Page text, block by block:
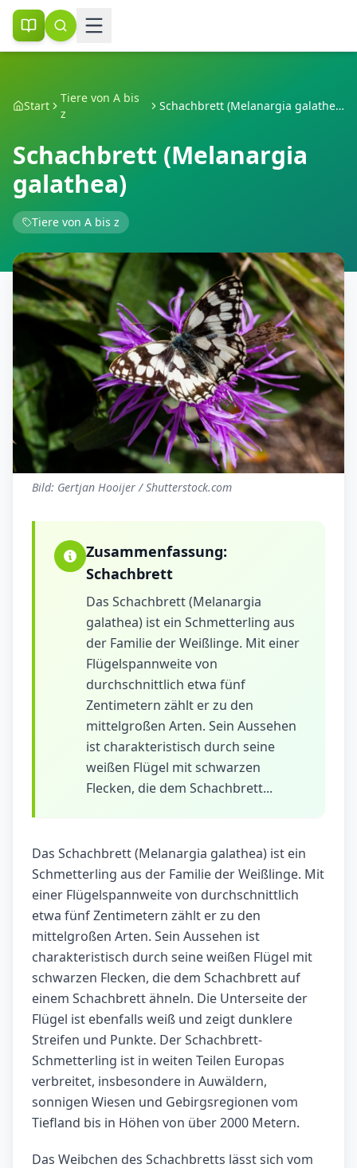
Start
Tiere von A bis
z
Schachbrett (Melanargia galathea)
Schachbrett (Melanargia
galathea)
Tiere von A bis z
Bild: Gertjan Hooijer / Shutterstock.com
Zusammenfassung:
Schachbrett
Das Schachbrett (Melanargia
galathea) ist ein Schmetterling aus
der Familie der Weißlinge. Mit einer
Flügelspannweite von
durchschnittlich etwa fünf
Zentimetern zählt er zu den
mittelgroßen Arten. Sein Aussehen
ist charakteristisch durch seine
weißen Flügel mit schwarzen
Flecken, die dem Schachbrett...
Das Schachbrett (Melanargia galathea) ist ein
Schmetterling aus der Familie der Weißlinge. Mit
einer Flügelspannweite von durchschnittlich
etwa fünf Zentimetern zählt er zu den
mittelgroßen Arten. Sein Aussehen ist
charakteristisch durch seine weißen Flügel mit
schwarzen Flecken, die dem Schachbrett auf
einem Schachbrett ähneln. Die Unterseite der
Flügel ist ebenfalls weiß und zeigt dunklere
Streifen und Punkte. Der Schachbrett-
Schmetterling ist in weiten Teilen Europas
verbreitet, insbesondere in Auwäldern,
sonnigen Wiesen und Gebirgsregionen vom
Tiefland bis in Höhen von über 2000 Metern.
Das Weibchen des Schachbretts lässt sich vom